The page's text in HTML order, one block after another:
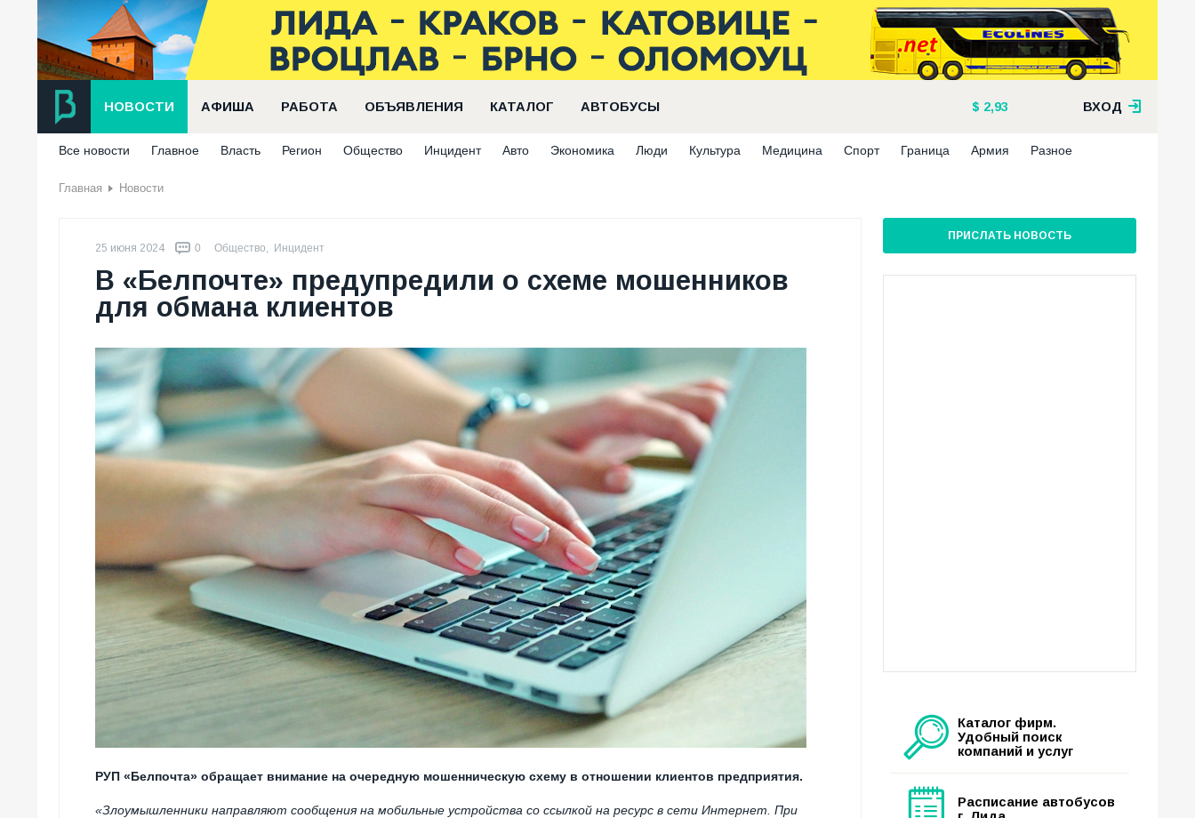
НОВОСТИ АФИША РАБОТА ОБЪЯВЛЕНИЯ КАТАЛОГ АВТОБУСЫ 2,93 ВХОД
Все новости Главное Власть Регион Общество Инцидент Авто Экономика Люди Культура Медицина Спорт Граница Армия Разное
Главная Новости
25 июня 2024 0 Общество, Инцидент
В «Белпочте» предупредили о схеме мошенников
для обмана клиентов
РУП «Белпочта» обращает внимание на очередную мошенническую схему в отношении клиентов предприятия.
«Злоумышленники направляют сообщения на мобильные устройства со ссылкой на ресурс в сети Интернет. При
ПРИСЛАТЬ НОВОСТЬ
Каталог фирм.
Удобный поиск
компаний и услуг
Расписание автобусов